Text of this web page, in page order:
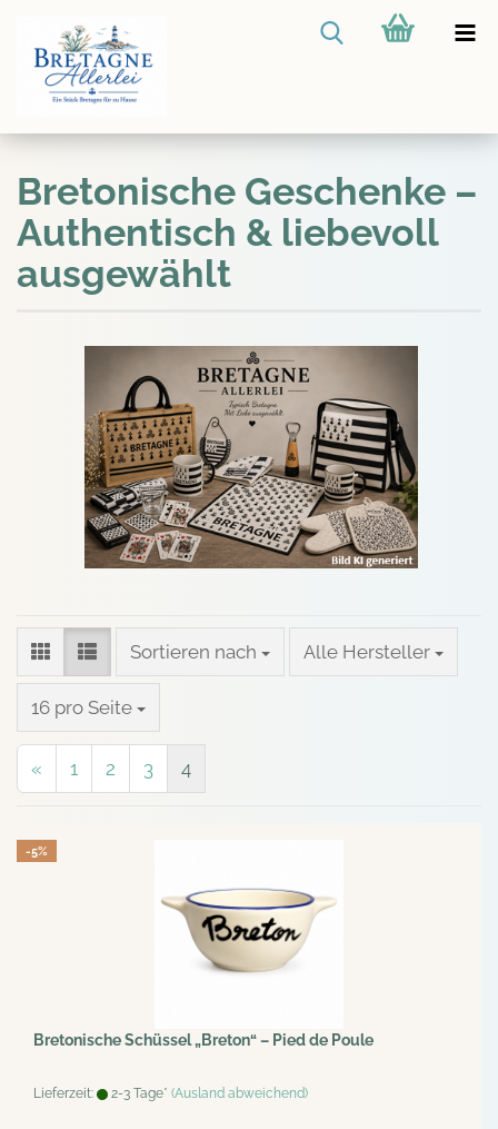
Bretonische Geschenke –
Authentisch & liebevoll
ausgewählt
Sortieren nach
Sortieren nach Alle Hersteller
16 pro Seite
pro Seite
« 1 2 3 4
-5%
Bretonische Schüssel „Breton“ – Pied de Poule
Lieferzeit: 2-3 Tage* (Ausland abweichend)